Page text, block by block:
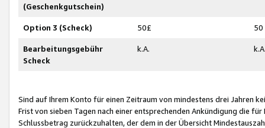
(Geschenkgutschein)
Option 3 (Scheck) 50£ 50
Bearbeitungsgebühr
Scheck
k.A.
Sind auf Ihrem Konto für einen Zeitraum von mindestens drei Jahren
Frist von sieben Tagen nach einer entsprechenden Ankündigung die
Schlussbetrag zurückzuhalten, der dem in der Übersicht